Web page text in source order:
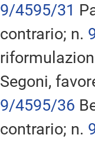
9/4595/31
contrario; n.
Segoni,
9/4595/36
contrario; n.